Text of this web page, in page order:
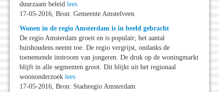
duurzaam beleid lees
17-05-2016, Bron: Gemeente Amstelveen
Wonen in de regio Amsterdam is in beeld gebracht
De regio Amsterdam groeit en is populair; het aantal
huishoudens neemt toe. De regio vergrijst, ondanks de
toenemende instroom van jongeren. De druk op de woningmarkt
blijft in alle segmenten groot. Dit blijkt uit het regionaal
woononderzoek lees
17-05-2016, Bron: Stadsregio Amsterdam